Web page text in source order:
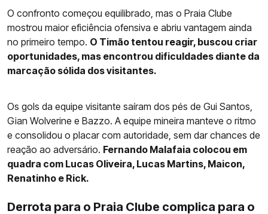
O confronto começou equilibrado, mas o Praia Clube
mostrou maior eficiência ofensiva e abriu vantagem ainda
no primeiro tempo. O Timão tentou reagir, buscou criar
oportunidades, mas encontrou dificuldades diante da
marcação sólida dos visitantes.
Os gols da equipe visitante saíram dos pés de Gui Santos,
Gian Wolverine e Bazzo. A equipe mineira manteve o ritmo
e consolidou o placar com autoridade, sem dar chances de
reação ao adversário. Fernando Malafaia colocou em
quadra com Lucas Oliveira, Lucas Martins, Maicon,
Renatinho e Rick.
Derrota para o Praia Clube complica para o